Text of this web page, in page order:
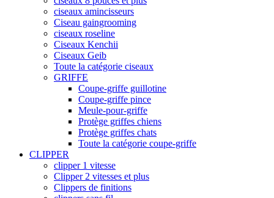
ciseaux amincisseurs
Ciseau gaingrooming
ciseaux roseline
Ciseaux Kenchii
Ciseaux Geib
Toute la catégorie ciseaux
GRIFFE
Coupe-griffe guillotine
Coupe-griffe pince
Meule-pour-griffe
Protège griffes chiens
Protège griffes chats
Toute la catégorie coupe-griffe
CLIPPER
clipper 1 vitesse
Clipper 2 vitesses et plus
Clippers de finitions